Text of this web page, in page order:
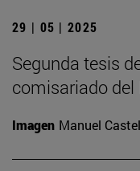
29 | 05 | 2025
Segunda tesis
comisariado del
Imagen Manuel